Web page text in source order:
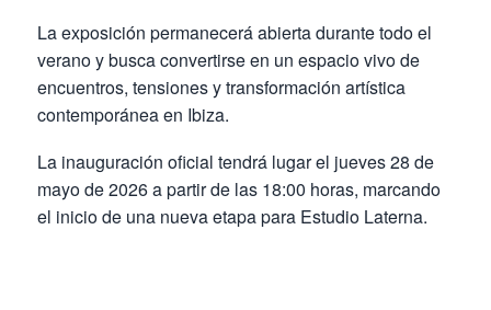
La exposición permanecerá abierta durante todo el
verano y busca convertirse en un espacio vivo de
encuentros, tensiones y transformación artística
contemporánea en Ibiza.
La inauguración oficial tendrá lugar el jueves 28 de
mayo de 2026 a partir de las 18:00 horas, marcando
el inicio de una nueva etapa para Estudio Laterna.